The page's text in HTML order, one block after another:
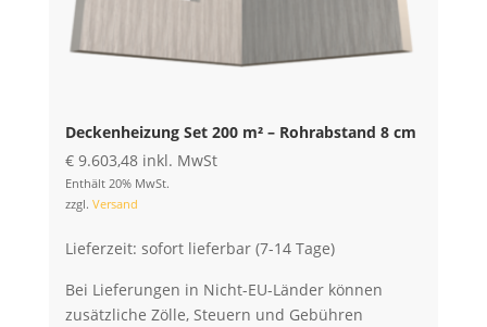
Deckenheizung Set 200 m² – Rohrabstand 8 cm
€9.603,48 inkl. MwSt
Enthält 20% MwSt.
zzgl. Versand
Lieferzeit: sofort lieferbar (7-14 Tage)
Bei Lieferungen in Nicht-EU-Länder können
zusätzliche Zölle, Steuern und Gebühren